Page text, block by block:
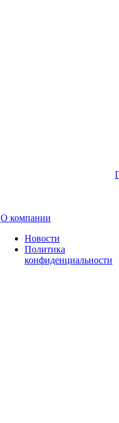
О компании
Новости
Политика
конфиденциальности